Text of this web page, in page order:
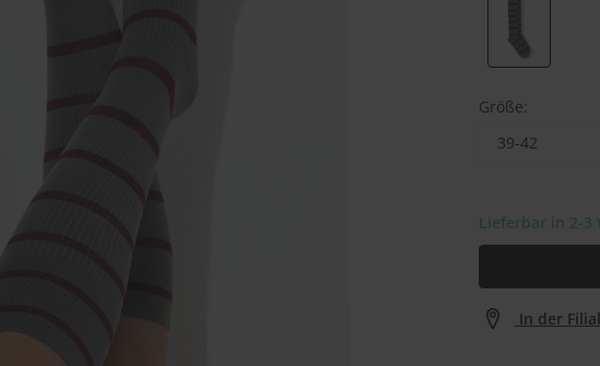
Größe:
39-42
Lieferbar in 2-3
In der